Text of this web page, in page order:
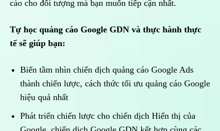
cáo cho đối tượng mà bạn muốn tiếp cận nhất.
Tự học quảng cáo Google GDN và thực hành thực
tế sẽ giúp bạn:
Biến tầm nhìn chiến dịch quảng cáo Google Ads
thành chiến lược, cách thức tối ưu quảng cáo Google
hiệu quả nhất
Phát triển chiến lược cho chiến dịch Hiển thị của